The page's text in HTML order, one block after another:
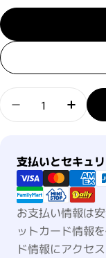
数量
プロマスター
プロ
支払いとセキュ
支払い方法
お支払い情報は
ットカード情報
ド情報にアクセ